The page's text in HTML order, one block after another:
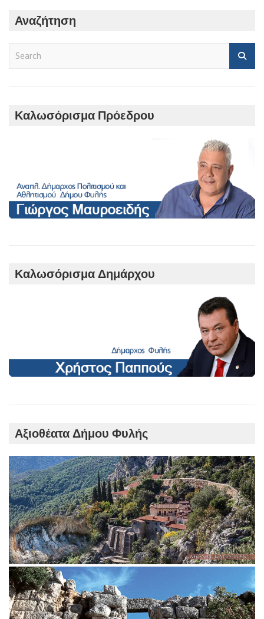
Αναζήτηση
r
Καλωσόρισμα Πρόεδρου
Καλωσόρισμα Δημάρχου
Αξιοθέατα Δήμου Φυλής